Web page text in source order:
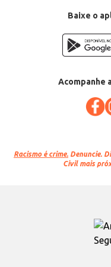
Baixe o
Acompanhe
Racismo é crime. Denuncie.
Civil mais